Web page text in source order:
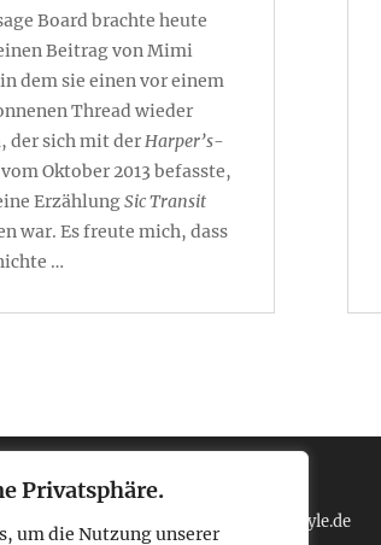
Privatsphäre.
um die Nutzung unserer
Board brachte heute
Beitrag von Mimi
dem sie einen vor einem
Thread wieder
der sich mit derHarper’s-
Oktober 2013 befasste,
ErzählungSic Transit
war. Es freute mich, dass
…
Über tcboyle.de